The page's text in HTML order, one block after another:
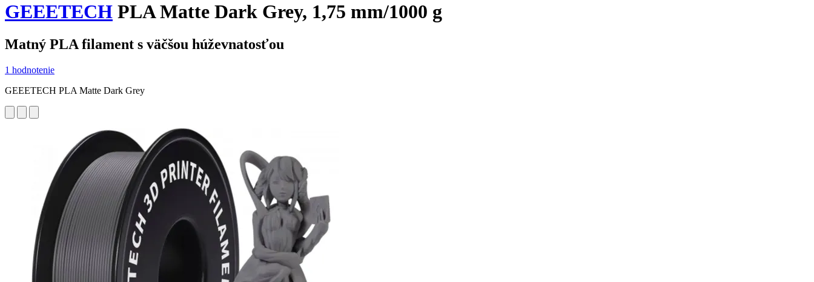
GEEETECH PLA Matte Dark Grey, 1,75 mm/1000 g
Matný PLA filament s väčšou húževnatosťou
1 hodnotenie
GEEETECH PLA Matte Dark Grey